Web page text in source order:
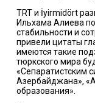
TRT и İyirmidört
Ильхама Алиева
стабильности и
привели цитаты
имеются такие
тюркского мира
«Сепаратистским
Азербайджана»,
образования».